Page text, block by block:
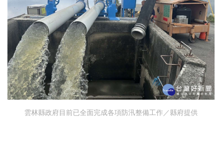
雲林縣政府目前已全面完成各項防汛整備工作／縣府提供